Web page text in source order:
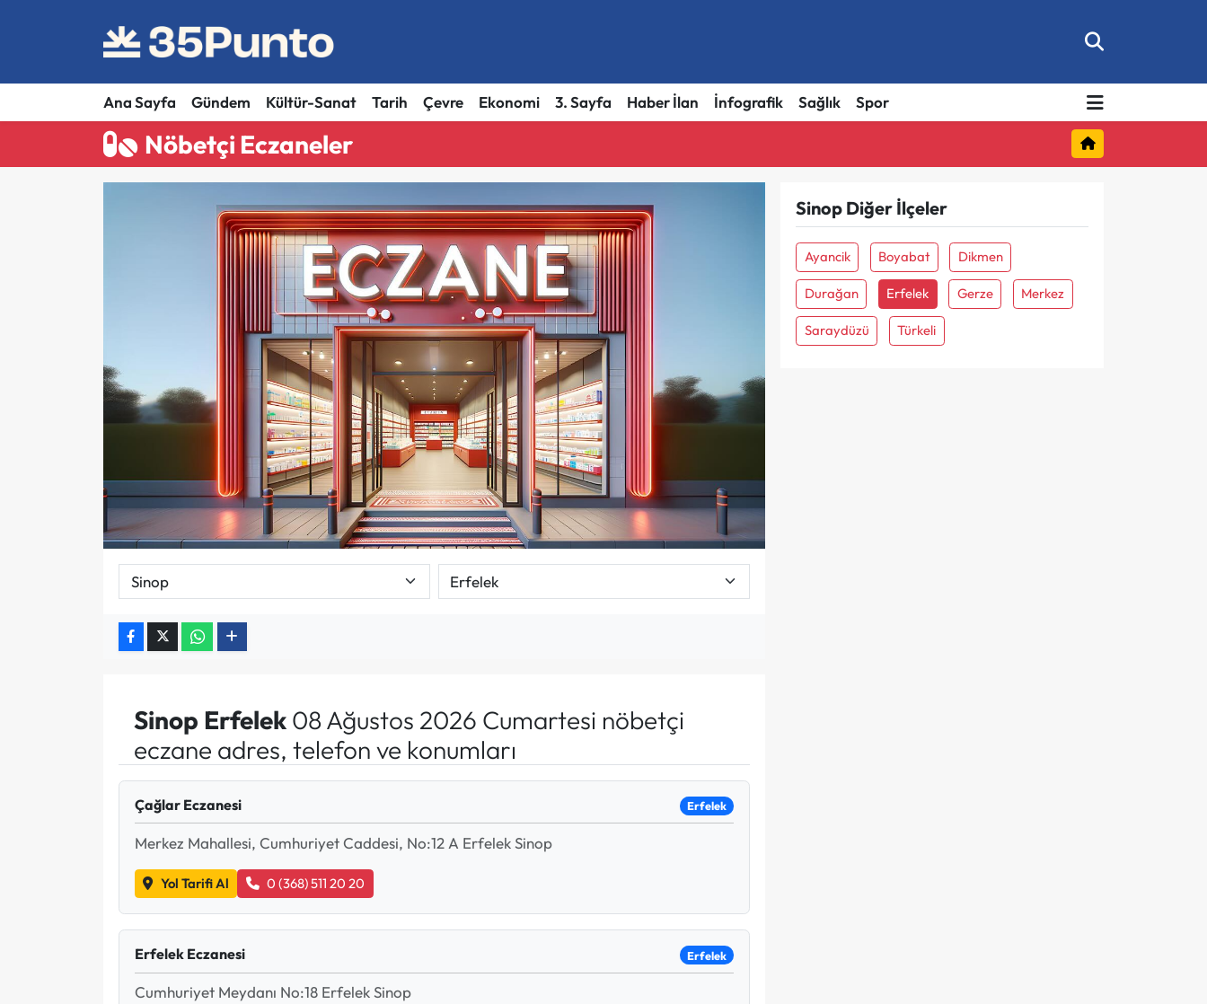
Ana Sayfa Gündem Kültür-Sanat Tarih Çevre Ekonomi 3. Sayfa Haber İlan İnfografik Sağlık Spor
Nöbetçi Eczaneler
Sinop Erfelek08 Ağustos 2026 Cumartesi nöbetçi
eczane adres, telefon ve konumları
Çağlar Eczanesi Erfelek
Merkez Mahallesi, Cumhuriyet Caddesi, No:12 A Erfelek Sinop
Yol Tarifi Al 0 (368) 511 20 20
Erfelek Eczanesi Erfelek
Cumhuriyet Meydanı No:18 Erfelek Sinop
Sinop Diğer İlçeler
Ayancik Boyabat Dikmen
Durağan Erfelek Gerze Merkez
Saraydüzü Türkeli